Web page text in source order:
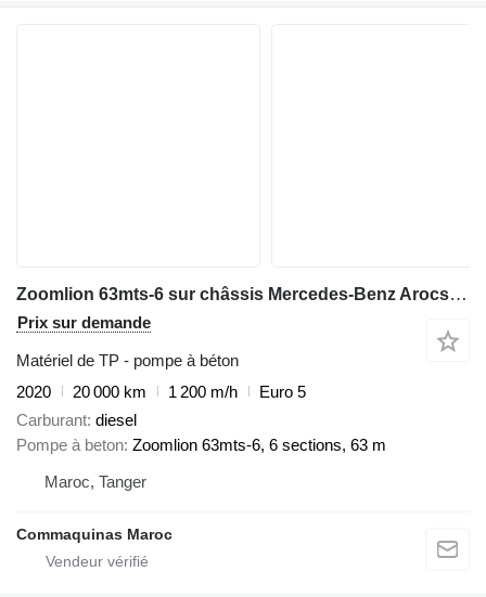
Zoomlion 63mts-6 sur châssis Mercedes-Benz Arocs 4143
Prix sur demande
Matériel de TP - pompe à béton
2020
20 000 km 1 200 m/h
Euro 5
Carburant diesel
Pompe à beton Zoomlion 63mts-6, 6 sections, 63 m
Maroc, Tanger
Commaquinas Maroc